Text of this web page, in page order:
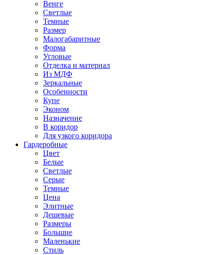
Венге
Светлые
Темные
Размер
Малогабаритные
Форма
Угловые
Отделка и материал
Из МДФ
Зеркальные
Особенности
Купе
Эконом
Назначение
В коридор
Для узкого коридора
Гардеробные
Цвет
Белые
Светлые
Серые
Темные
Цена
Элитные
Дешевые
Размеры
Большие
Маленькие
Стиль